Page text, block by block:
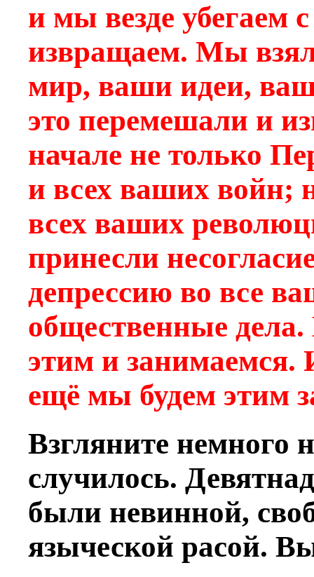
и мы везде убегаем
извращаем. Мы
мир, ваши идеи,
это перемешали и
начале не только
и всех ваших войн;
всех ваших
принесли
депрессию во все
общественные
этим и занимаемся.
ещё мы будем этим
Взгляните немного
случилось.
были невинной,
языческой расой.